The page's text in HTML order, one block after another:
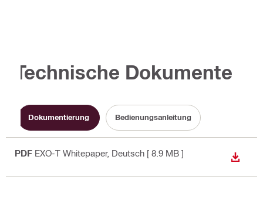
Technische Dokumente
Dokumentierung Bedienungsanleitung
PDF EXO-T Whitepaper, Deutsch [ 8.9 MB ]